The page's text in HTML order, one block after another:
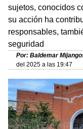
sujetos, conocidos
su acción ha
responsables,
seguridad
Por: Baldemar
del 2025 a las 19:47